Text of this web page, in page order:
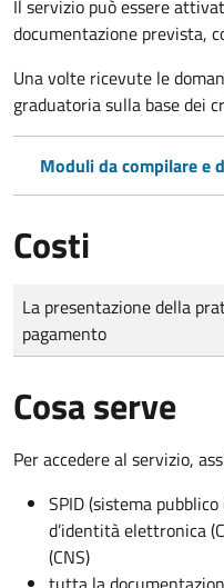
Il servizio può essere
documentazione prevista,
Una volte ricevute le
graduatoria sulla base dei
Moduli da compilare e
Costi
Tipo di pagamento
Importo
La presentazione della
pagamento
Cosa serve
Per accedere al servizio,
SPID (sistema
d’identità elettronica
(CNS)